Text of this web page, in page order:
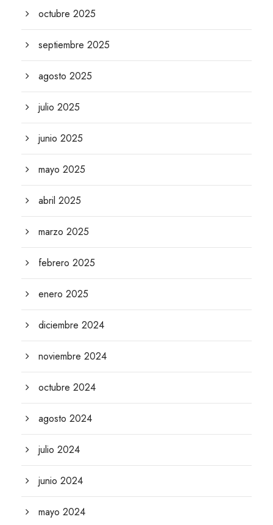
octubre 2025
septiembre 2025
agosto 2025
julio 2025
junio 2025
mayo 2025
abril 2025
marzo 2025
febrero 2025
enero 2025
diciembre 2024
noviembre 2024
octubre 2024
agosto 2024
julio 2024
junio 2024
mayo 2024